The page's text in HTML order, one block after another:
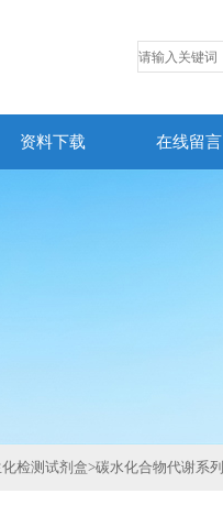
资料下载 在线留言
检测试剂盒>碳水化合物代谢系列